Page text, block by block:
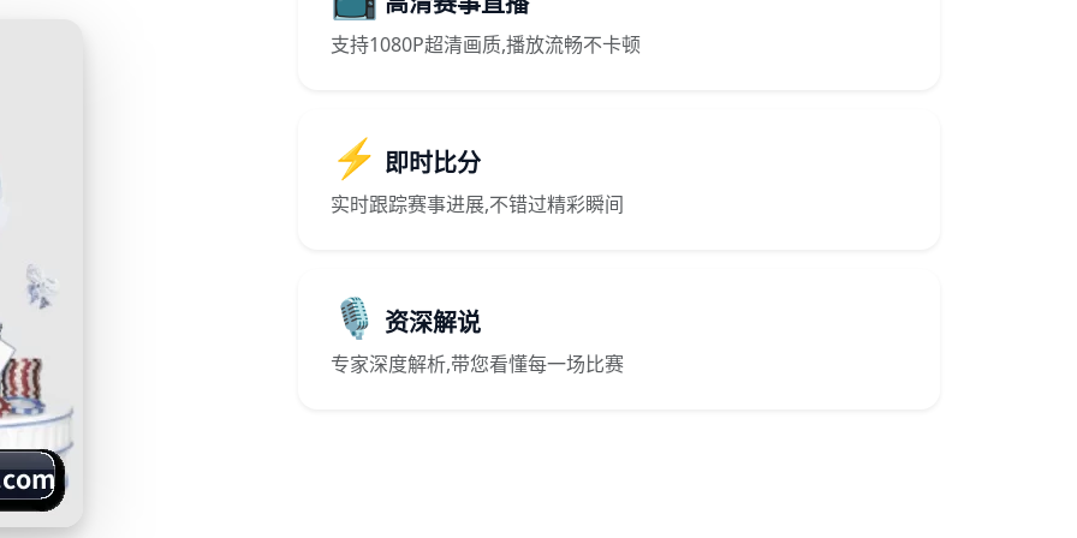
支持1080P超清画质,播放流畅不卡顿
⚡ 即时比分
实时跟踪赛事进展,不错过精彩瞬间
🎙️ 资深解说
专家深度解析,带您看懂每一场比赛